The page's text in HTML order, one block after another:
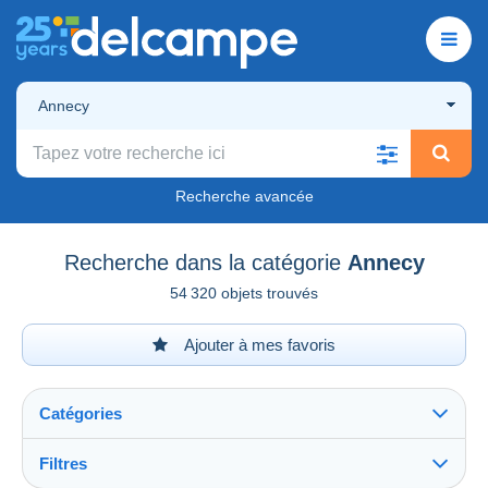
Annecy
Recherche avancée
Recherche dans la catégorie Annecy
54 320 objets trouvés
Ajouter à mes favoris
Catégories
Filtres